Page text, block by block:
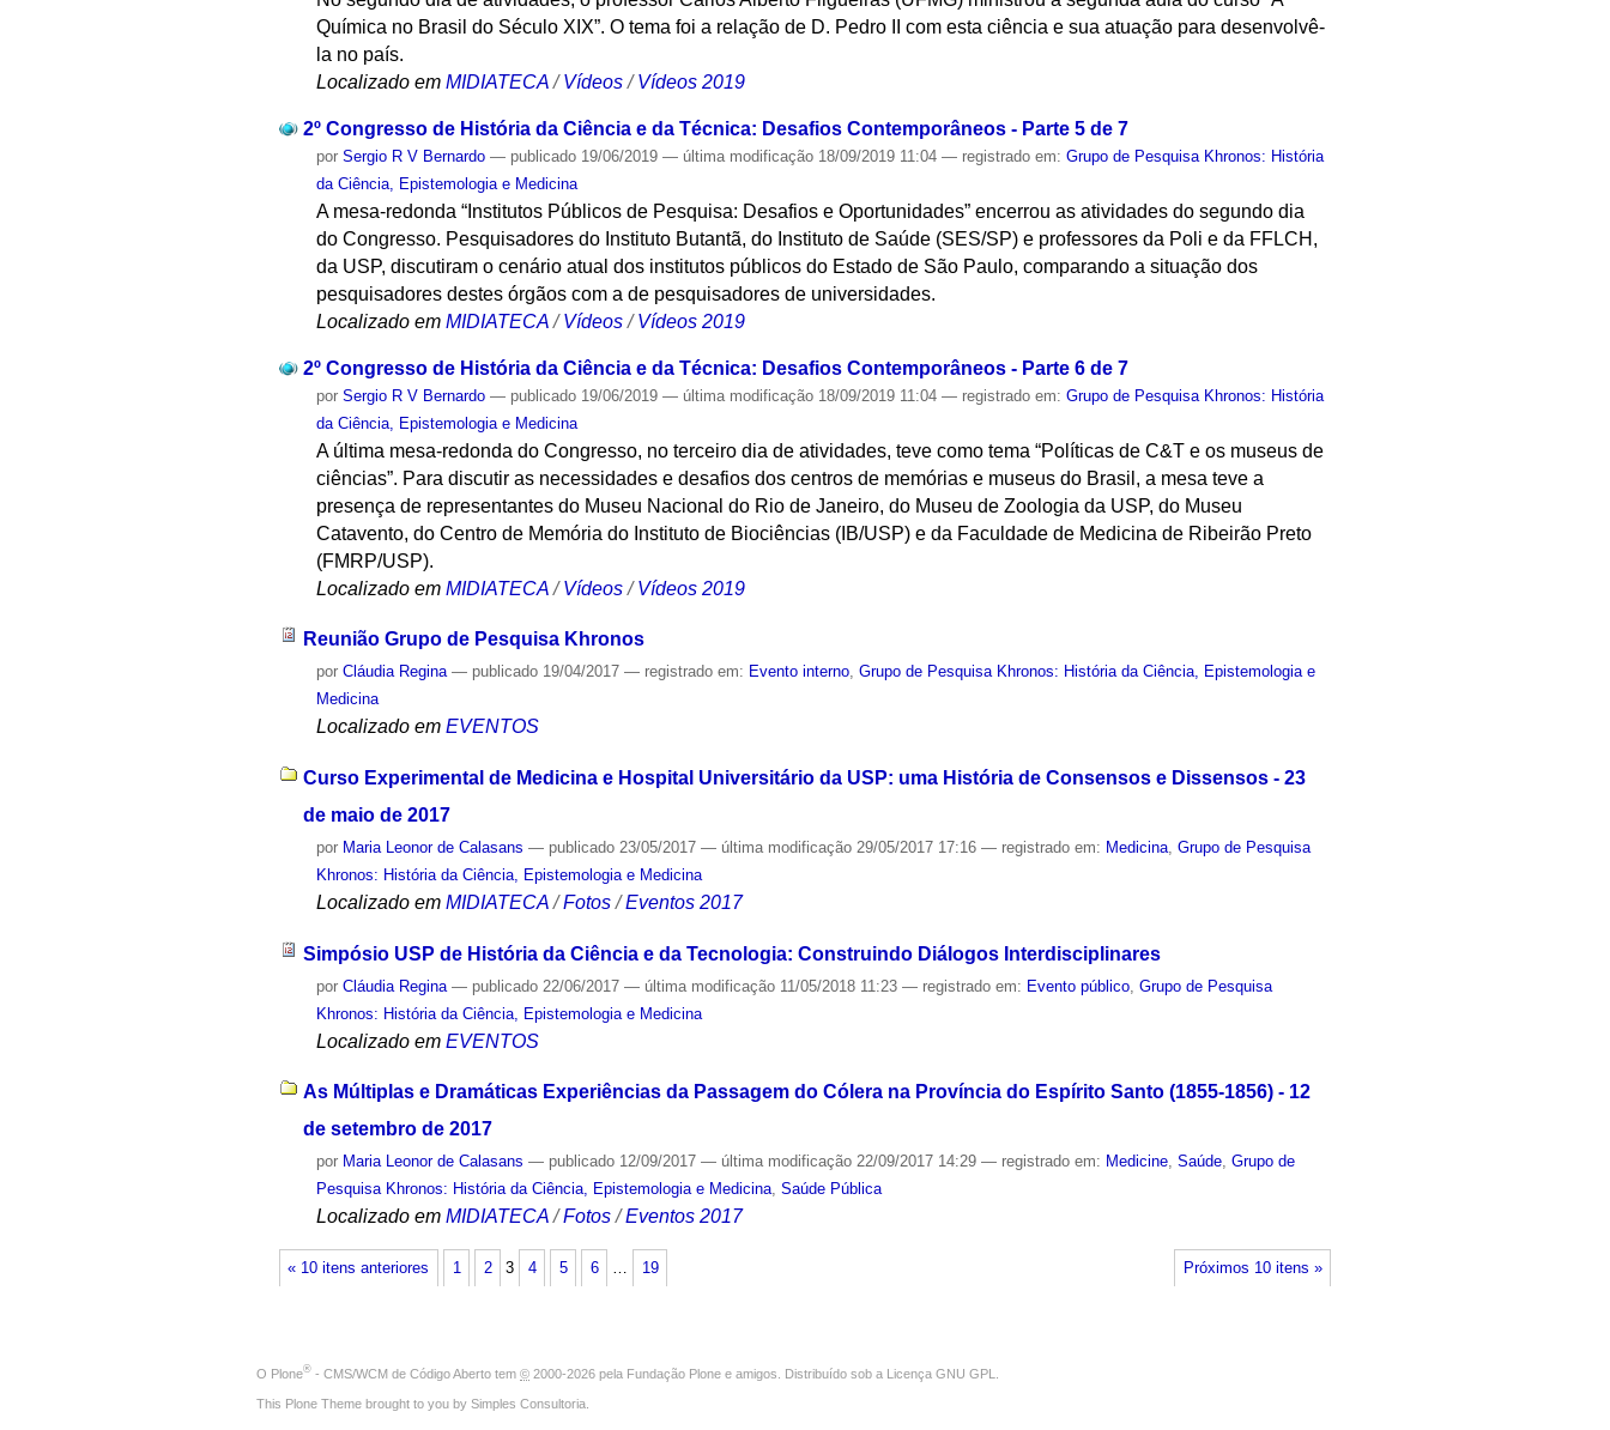
Química no Brasil do Século XIX”. O tema foi a relação de D. Pedro II com esta ciência e sua atuação para desenvolvê-
la no país.
Localizado em MIDIATECA /Vídeos /Vídeos 2019
2º Congresso de História da Ciência e da Técnica: Desafios Contemporâneos - Parte 5 de 7
porSergio R V Bernardo — publicado 19/06/2019— última modificação 18/09/2019 11:04— registrado em:Grupo de Pesquisa Khronos: História
da Ciência, Epistemologia e Medicina
A mesa-redonda “Institutos Públicos de Pesquisa: Desafios e Oportunidades” encerrou as atividades do segundo dia
do Congresso. Pesquisadores do Instituto Butantã, do Instituto de Saúde (SES/SP) e professores da Poli e da FFLCH,
da USP, discutiram o cenário atual dos institutos públicos do Estado de São Paulo, comparando a situação dos
pesquisadores destes órgãos com a de pesquisadores de universidades.
Localizado em MIDIATECA /Vídeos /Vídeos 2019
2º Congresso de História da Ciência e da Técnica: Desafios Contemporâneos - Parte 6 de 7
porSergio R V Bernardo — publicado 19/06/2019— última modificação 18/09/2019 11:04— registrado em:Grupo de Pesquisa Khronos: História
da Ciência, Epistemologia e Medicina
A última mesa-redonda do Congresso, no terceiro dia de atividades, teve como tema “Políticas de C&T e os museus de
ciências”. Para discutir as necessidades e desafios dos centros de memórias e museus do Brasil, a mesa teve a
presença de representantes do Museu Nacional do Rio de Janeiro, do Museu de Zoologia da USP, do Museu
Catavento, do Centro de Memória do Instituto de Biociências (IB/USP) e da Faculdade de Medicina de Ribeirão Preto
(FMRP/USP).
Localizado em MIDIATECA /Vídeos /Vídeos 2019
Reunião Grupo de Pesquisa Khronos
porCláudia Regina — publicado 19/04/2017— registrado em: Evento interno,Grupo de Pesquisa Khronos: História da Ciência, Epistemologia e
Medicina
Localizado em EVENTOS
Curso Experimental de Medicina e Hospital Universitário da USP: uma História de Consensos e Dissensos - 23
de maio de 2017
por Maria Leonor de Calasans — publicado 23/05/2017— última modificação 29/05/2017 17:16— registrado em: Medicina ,Grupo de Pesquisa
Khronos: História da Ciência, Epistemologia e Medicina
Localizado em MIDIATECA /Fotos /Eventos 2017
Simpósio USP de História da Ciência e da Tecnologia: Construindo Diálogos Interdisciplinares
porCláudia Regina — publicado 22/06/2017— última modificação 11/05/2018 11:23— registrado em: Evento público ,Grupo de Pesquisa
Khronos: História da Ciência, Epistemologia e Medicina
Localizado em EVENTOS
As Múltiplas e Dramáticas Experiências da Passagem do Cólera na Província do Espírito Santo (1855-1856) - 12
de setembro de 2017
por Maria Leonor de Calasans — publicado 12/09/2017— última modificação 22/09/2017 14:29— registrado em: Medicine,Saúde,Grupo de
Pesquisa Khronos: História da Ciência, Epistemologia e Medicina,Saúde Pública
Localizado em MIDIATECA /Fotos /Eventos 2017
« 10 itens anteriores Próximos 10 itens »
1 2 3 4 5 6 19
O Plone® - CMS/WCM de Código Aberto tem © 2000-2026 pela Fundação Plone e amigos. Distribuído sob a Licença GNU GPL
This Plone Theme brought to you by Simples Consultoria